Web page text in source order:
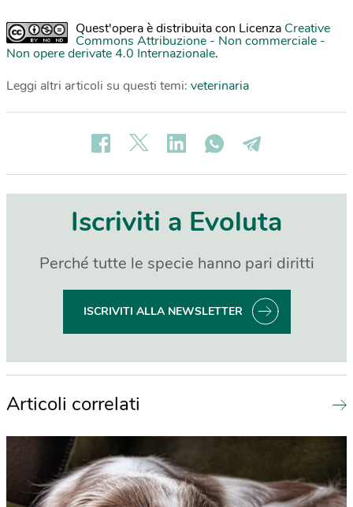
Quest'opera è distribuita con Licenza Creative
Commons Attribuzione - Non commerciale -
Non opere derivate 4.0 Internazionale.
Leggi altri articoli su questi temi: veterinaria
Iscriviti a Evoluta
Perché tutte le specie hanno pari diritti
ISCRIVITI ALLA NEWSLETTER
Articoli correlati